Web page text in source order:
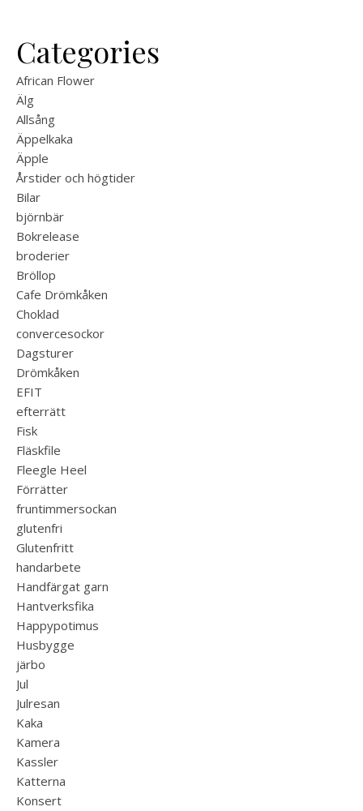
Categories
African Flower
Älg
Allsång
Äppelkaka
Äpple
Årstider och högtider
Bilar
björnbär
Bokrelease
broderier
Bröllop
Cafe Drömkåken
Choklad
convercesockor
Dagsturer
Drömkåken
EFIT
efterrätt
Fisk
Fläskfile
Fleegle Heel
Förrätter
fruntimmersockan
glutenfri
Glutenfritt
handarbete
Handfärgat garn
Hantverksfika
Happypotimus
Husbygge
järbo
Jul
Julresan
Kaka
Kamera
Kassler
Katterna
Konsert